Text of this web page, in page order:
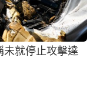
未就停止攻擊達